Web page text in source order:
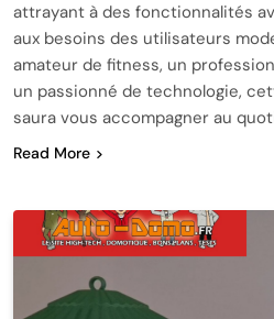
attrayant à des fonctionnalités
aux besoins des utilisateurs
amateur de fitness, un
un passionné de technologie,
saura vous accompagner au
Read More